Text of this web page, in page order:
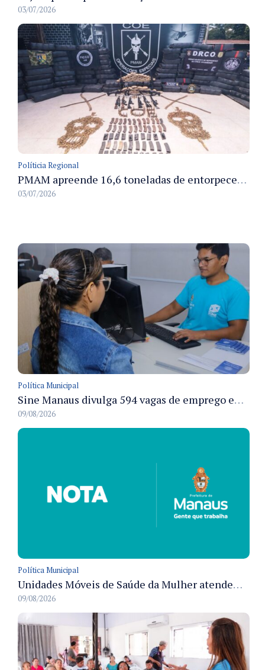
03/07/2026
Políticia Regional
PMAM apreende 16,6 toneladas de entorpecentes e registra aumento nas prisões em flagrante e nas capturas de foragidos no primeiro semestre de 2026
03/07/2026
Política Municipal
Sine Manaus divulga 594 vagas de emprego em Manaus com atendimento presencial nesta segunda-feira
09/08/2026
Política Municipal
Unidades Móveis de Saúde da Mulher atendem diversas zonas de Manaus durante o mês de agosto
09/08/2026